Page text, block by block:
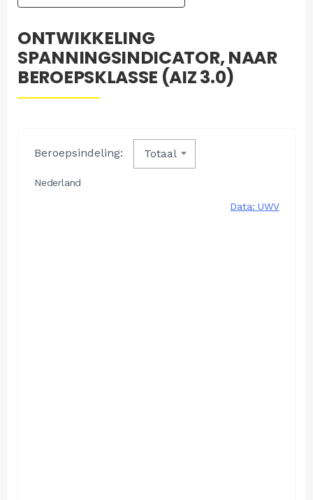
ONTWIKKELING
SPANNINGSINDICATOR, NAAR
BEROEPSKLASSE (AIZ 3.0)